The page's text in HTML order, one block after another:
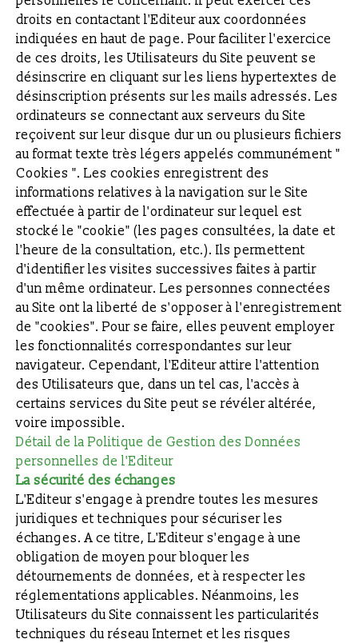
droits en contactant l'Editeur aux coordonnées
indiquées en haut de page. Pour faciliter l'exercice
de ces droits, les Utilisateurs du Site peuvent se
désinscrire en cliquant sur les liens hypertextes de
désinscription présents sur les mails adressés. Les
ordinateurs se connectant aux serveurs du Site
reçoivent sur leur disque dur un ou plusieurs fichiers
au format texte très légers appelés communément "
Cookies ". Les cookies enregistrent des
informations relatives à la navigation sur le Site
effectuée à partir de l'ordinateur sur lequel est
stocké le "cookie" (les pages consultées, la date et
l'heure de la consultation, etc.). Ils permettent
d'identifier les visites successives faites à partir
d'un même ordinateur. Les personnes connectées
au Site ont la liberté de s'opposer à l'enregistrement
de "cookies". Pour se faire, elles peuvent employer
les fonctionnalités correspondantes sur leur
navigateur. Cependant, l'Editeur attire l'attention
des Utilisateurs que, dans un tel cas, l'accès à
certains services du Site peut se révéler altérée,
voire impossible.
Détail de la Politique de Gestion des Données
personnelles de l'Editeur
La sécurité des échanges
L'Editeur s'engage à prendre toutes les mesures
juridiques et techniques pour sécuriser les
échanges. A ce titre, L'Editeur s'engage à une
obligation de moyen pour bloquer les
détournements de données, et à respecter les
réglementations applicables. Néanmoins, les
Utilisateurs du Site connaissent les particularités
techniques du réseau Internet et les risques